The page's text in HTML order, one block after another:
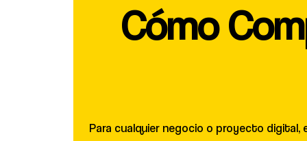
Cómo
Para cualquier negocio o proyecto digital,